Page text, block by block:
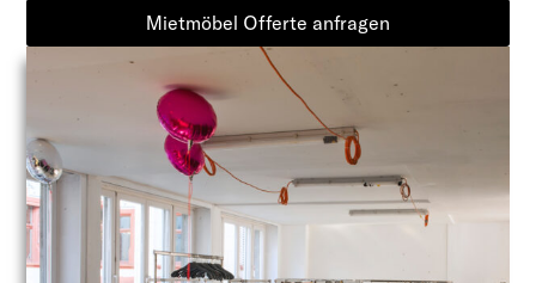
Mietmöbel Offerte anfragen